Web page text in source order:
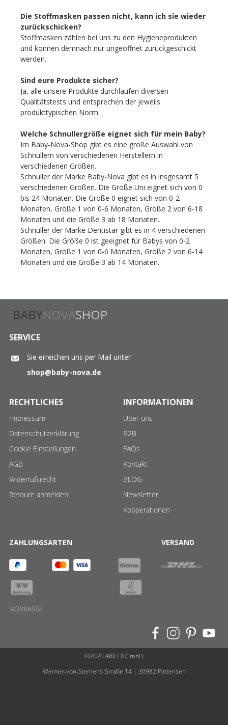
Die Stoffmasken passen nicht, kann ich sie wieder
zurückschicken?
Stoffmasken zählen bei uns zu den Hygieneprodukten
und können demnach nur ungeöffnet zurückgeschickt
werden.
Sind eure Produkte sicher?
Ja, alle unsere Produkte durchlaufen diversen
Qualitätstests und entsprechen der jeweils
produkttypischen Norm.
Welche Schnullergröße eignet sich für mein Baby?
Im Baby-Nova-Shop gibt es eine große Auswahl von
Schnullern von verschiedenen Herstellern in
verschiedenen Größen.
Schnuller der Marke Baby-Nova gibt es in insgesamt 5
verschiedenen Größen. Die Größe Uni eignet sich von 0
bis 24 Monaten. Die Größe 0 eignet sich von 0-2
Monaten, Größe 1 von 0-6 Monaten, Größe 2 von 6-18
Monaten und die Größe 3 ab 18 Monaten.
Schnuller der Marke Dentistar gibt es in 4 verschiedenen
Größen. Die Größe 0 ist geeignet für Babys von 0-2
Monaten, Größe 1 von 0-6 Monaten, Größe 2 von 6-14
Monaten und die Größe 3 ab 14 Monaten.
SERVICE
Sie erreichen uns per Mail unter
shop@baby-nova.de
RECHTLICHES
Impressum
Datenschutzerklärung
Cookie Einstellungen
AGB
Widerrufsrecht
Retoure anmelden
INFORMATIONEN
Über uns
B2B
FAQs
Kontakt
BLOG
Newsletter
Kooperationen
ZAHLUNGSARTEN VERSAND
©2020 ARILEX GmbH
Werner-von-Siemens-Straße 14 | 30982 Pattensen